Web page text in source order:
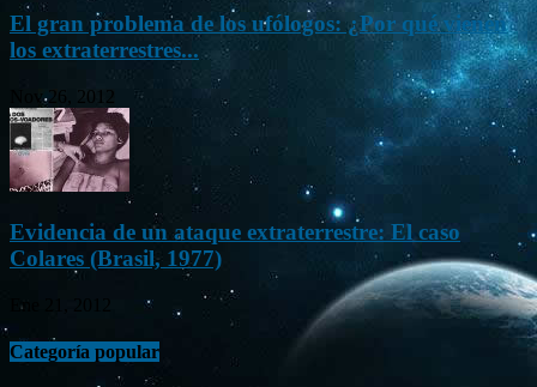
El gran problema de los ufólogos: ¿Por qué vienen
los extraterrestres...
Nov 26, 2012
Evidencia de un ataque extraterrestre: El caso
Colares (Brasil, 1977)
Ene 21, 2012
Categoría popular